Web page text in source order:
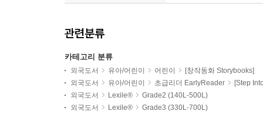
관련분류
카테고리 분류
외국도서 유아/어린이 어린이
[창작동화 Storybooks]
외국도서
유아/어린이 초급리더 EarlyReader
[Step
외국도서
Lexile®
Grade2 (140L-500L)
외국도서
Lexile® Grade3 (330L-700L)